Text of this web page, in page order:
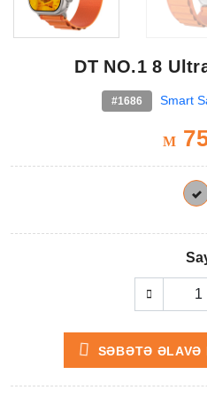
DT NO.1 8
#1686 Smart
M
SƏBƏTƏ ƏLAVƏ